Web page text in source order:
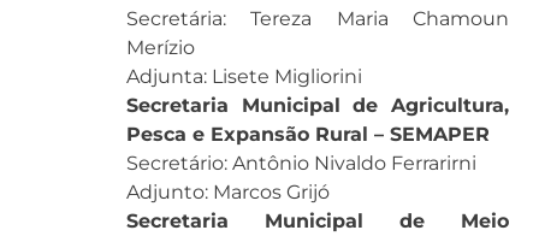
Secretária: Tereza Maria Chamoun
Merízio
Adjunta: Lisete Migliorini
Secretaria Municipal de Agricultura,
Pesca e Expansão Rural – SEMAPER
Secretário: Antônio Nivaldo Ferrarirni
Adjunto: Marcos Grijó
Secretaria Municipal de Meio